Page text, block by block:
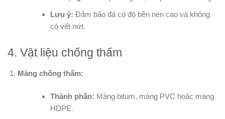
Lưu ý: Đảm bảo đá có độ bền nén cao và không
có vết nứt.
4. Vật liệu chống thấm
Màng chống thấm:
Thành phần: Màng bitum, màng PVC hoặc màng
HDPE.